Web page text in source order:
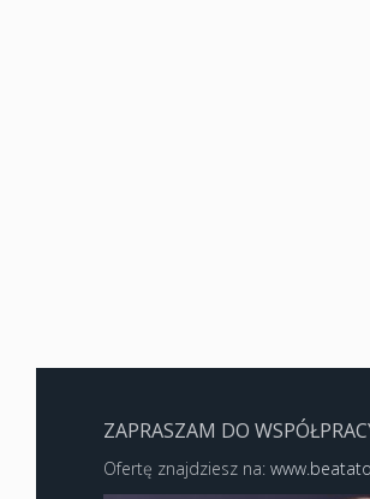
ZAPRASZAM DO
Ofertę znajdziesz na: